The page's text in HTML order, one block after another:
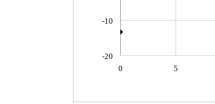
-20
-10
0 5